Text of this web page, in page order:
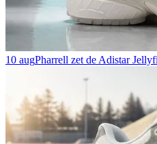
10 augPharrell zet de Adistar